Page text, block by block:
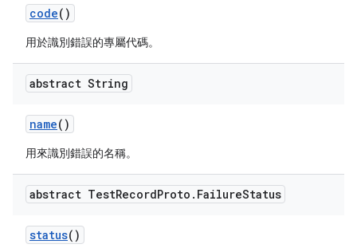
code()
用於識別錯誤的專屬代碼。
abstract String
name()
用來識別錯誤的名稱。
abstract TestRecordProto . FailureStatus
status()